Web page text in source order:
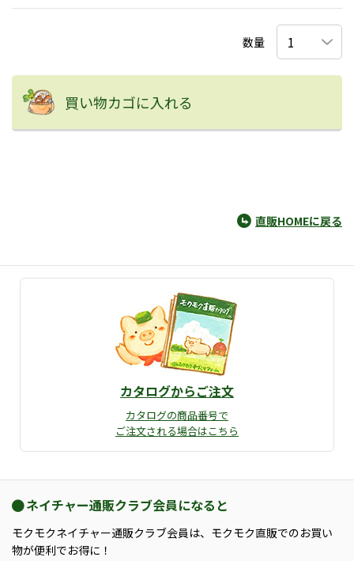
数量
買い物カゴに入れる
直販HOMEに戻る
カタログからご注文
カタログの商品番号で
ご注文される場合はこちら
ネイチャー通販クラブ会員になると
モクモクネイチャー通販クラブ会員は、モクモク直販でのお買い
物が便利でお得に！